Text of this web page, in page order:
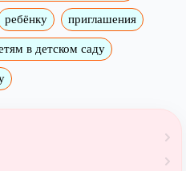
ребёнку приглашения
в детском саду